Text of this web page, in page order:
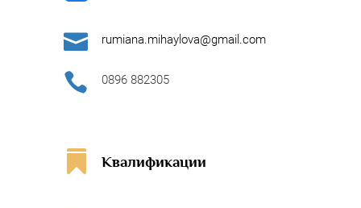
 rumiana.mihaylova@gmail.com
 0896 882305
 Квалификации